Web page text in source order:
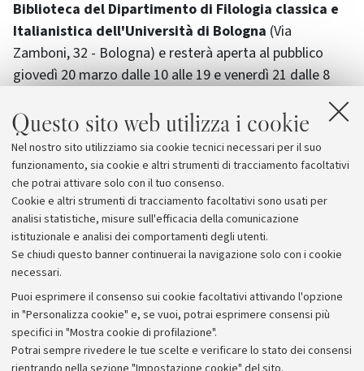
Questo sito web utilizza i cookie
Nel nostro sito utilizziamo sia cookie tecnici necessari per il suo
funzionamento, sia cookie e altri strumenti di tracciamento facoltativi
che potrai attivare solo con il tuo consenso.
Cookie e altri strumenti di tracciamento facoltativi sono usati per
analisi statistiche, misure sull'efficacia della comunicazione
istituzionale e analisi dei comportamenti degli utenti.
Se chiudi questo banner continuerai la navigazione solo con i cookie
necessari.
Puoi esprimere il consenso sui cookie facoltativi attivando l'opzione
in "Personalizza cookie" e, se vuoi, potrai esprimere consensi più
specifici in "Mostra cookie di profilazione".
Potrai sempre rivedere le tue scelte e verificare lo stato dei consensi
Biblioteca del Dipartimento di Filologia classica e
Italianistica dell'Università di Bologna (Via
Zamboni, 32 - Bologna) e resterà aperta al pubblico
giovedì 20 marzo dalle 10 alle 19 e venerdì 21 dalle 8
alle 10. In seguito, sempre venerdì 21 marzo, alle 10,30,
si terrà la cerimonia di ricordo accademica nella
Cappella Bulgari dell'Archiginnasio. La cerimonia
funebre si terrà invece alle ore 11,30 presso la Basilica
di San Domenico.
Archivio
Comunicati stampa
Redazione